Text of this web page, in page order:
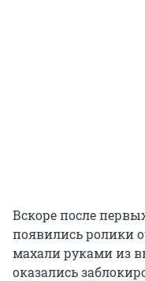
Вскоре после
появились ролики
махали руками из
оказались